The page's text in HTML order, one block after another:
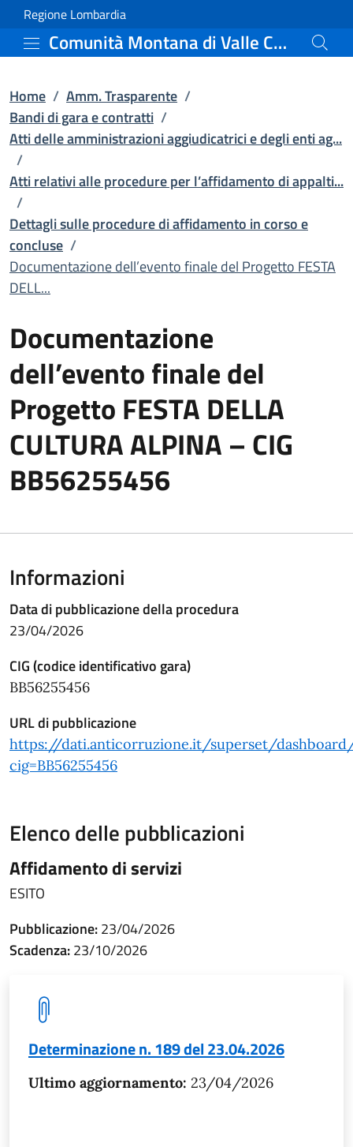
Vai al contenuto principale
Documentazione
Regione Lombardia
Comunità Montana di Valle Camonica
Home / Amm. Trasparente /
Bandi di gara e contratti /
Atti delle amministrazioni aggiudicatrici e degli enti ag...
/
Atti relativi alle procedure per l’affidamento di appalti...
/
Dettagli sulle procedure di affidamento in corso e
concluse /
Documentazione dell’evento finale del Progetto FESTA
DELL...
Documentazione
dell’evento finale del
Progetto FESTA DELLA
CULTURA ALPINA – CIG
BB56255456
Informazioni
Data di pubblicazione della procedura
23/04/2026
CIG (codice identificativo gara)
BB56255456
URL di pubblicazione
https://dati.anticorruzione.it/superset/
cig=BB56255456
Elenco delle pubblicazioni
Affidamento di servizi
ESITO
Pubblicazione:23/04/2026
Scadenza:23/10/2026
Determinazione n. 189 del 23.04.2026
Ultimo aggiornamento: 23/04/2026